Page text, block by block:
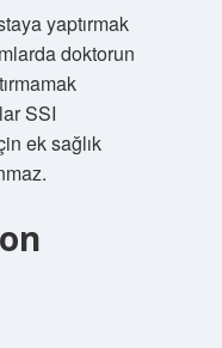
yaptırmak
doktorun
SSI
ek sağlık